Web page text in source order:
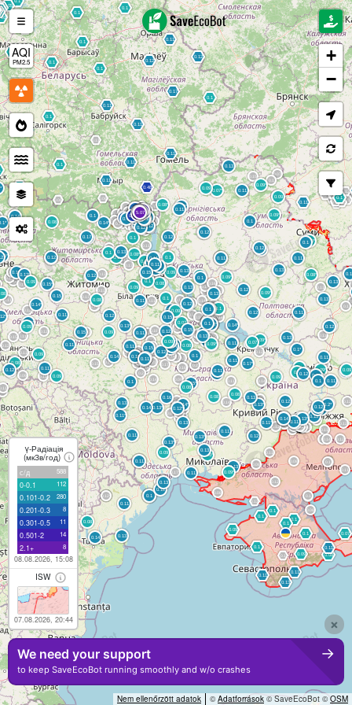
AQI
PM2.5
+
−
γ-Радіація
(мкЗв/год)
с/д 588
0-0.1 112
0.101-0.2 280
0.201-0.3 8
0.301-0.5 11
0.501-2 14
2.1+ 8
08.08.2026, 15:08
ISW
07.08.2026, 20:44
Nem ellenőrzött adatok © Adatforrások © SaveEcoBot © OSM
×
→
We need your support
to keep SaveEcoBot running smoothly and w/o crashes